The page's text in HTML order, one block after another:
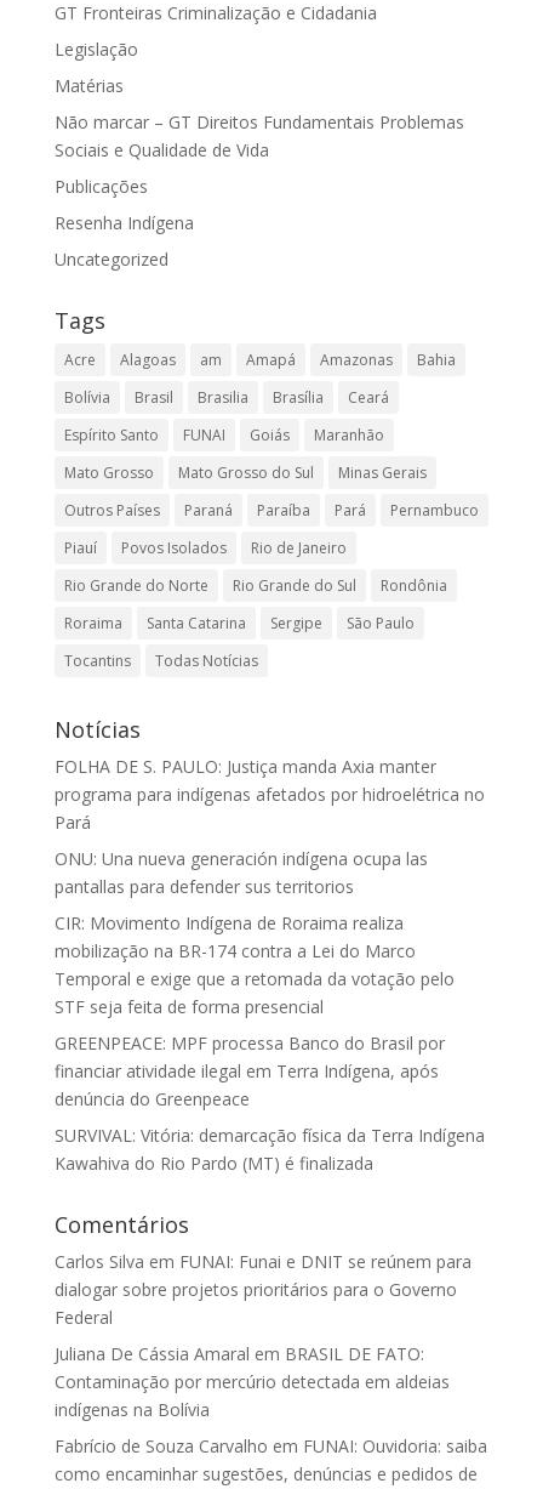
GT Fronteiras Criminalização e Cidadania
Legislação
Matérias
Não marcar – GT Direitos Fundamentais Problemas
Sociais e Qualidade de Vida
Publicações
Resenha Indígena
Uncategorized
Tags
Acre Alagoas am Amapá Amazonas
Bahia
Bolívia
Brasil Brasilia Brasília
Ceará
Espírito Santo
FUNAI Goiás
Maranhão
Mato Grosso
Mato Grosso do Sul
Minas Gerais
Outros Países
Paraná Paraíba Pará
Pernambuco
Piauí
Povos Isolados
Rio de Janeiro
Rio Grande do Norte
Rio Grande do Sul
Rondônia
Roraima
Santa Catarina Sergipe
São Paulo
Tocantins
Todas Notícias
Notícias
FOLHA DE S. PAULO: Justiça manda Axia manter
programa para indígenas afetados por hidroelétrica no
Pará
ONU: Una nueva generación indígena ocupa las
pantallas para defender sus territorios
CIR: Movimento Indígena de Roraima realiza
mobilização na BR-174 contra a Lei do Marco
Temporal e exige que a retomada da votação pelo
STF seja feita de forma presencial
GREENPEACE: MPF processa Banco do Brasil por
financiar atividade ilegal em Terra Indígena, após
denúncia do Greenpeace
SURVIVAL: Vitória: demarcação física da Terra Indígena
Kawahiva do Rio Pardo (MT) é finalizada
Comentários
Carlos Silva em FUNAI: Funai e DNIT se reúnem para
dialogar sobre projetos prioritários para o Governo
Federal
Juliana De Cássia Amaral em BRASIL DE FATO:
Contaminação por mercúrio detectada em aldeias
indígenas na Bolívia
Fabrício de Souza Carvalho em FUNAI: Ouvidoria: saiba
como encaminhar sugestões, denúncias e pedidos de